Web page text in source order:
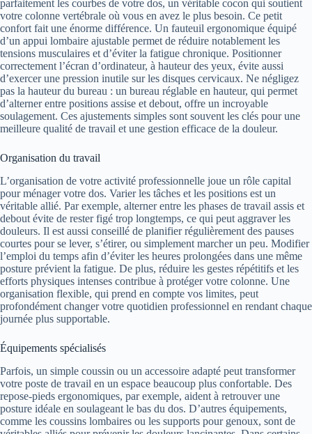
parfaitement les courbes de votre dos, un véritable cocon qui soutient
votre colonne vertébrale où vous en avez le plus besoin. Ce petit
confort fait une énorme différence. Un fauteuil ergonomique équipé
d’un appui lombaire ajustable permet de réduire notablement les
tensions musculaires et d’éviter la fatigue chronique. Positionner
correctement l’écran d’ordinateur, à hauteur des yeux, évite aussi
d’exercer une pression inutile sur les disques cervicaux. Ne négligez
pas la hauteur du bureau : un bureau réglable en hauteur, qui permet
d’alterner entre positions assise et debout, offre un incroyable
soulagement. Ces ajustements simples sont souvent les clés pour une
meilleure qualité de travail et une gestion efficace de la douleur.
Organisation du travail
L’organisation de votre activité professionnelle joue un rôle capital
pour ménager votre dos. Varier les tâches et les positions est un
véritable allié. Par exemple, alterner entre les phases de travail assis et
debout évite de rester figé trop longtemps, ce qui peut aggraver les
douleurs. Il est aussi conseillé de planifier régulièrement des pauses
courtes pour se lever, s’étirer, ou simplement marcher un peu. Modifier
l’emploi du temps afin d’éviter les heures prolongées dans une même
posture prévient la fatigue. De plus, réduire les gestes répétitifs et les
efforts physiques intenses contribue à protéger votre colonne. Une
organisation flexible, qui prend en compte vos limites, peut
profondément changer votre quotidien professionnel en rendant chaque
journée plus supportable.
Équipements spécialisés
Parfois, un simple coussin ou un accessoire adapté peut transformer
votre poste de travail en un espace beaucoup plus confortable. Des
repose-pieds ergonomiques, par exemple, aident à retrouver une
posture idéale en soulageant le bas du dos. D’autres équipements,
comme les coussins lombaires ou les supports pour genoux, sont de